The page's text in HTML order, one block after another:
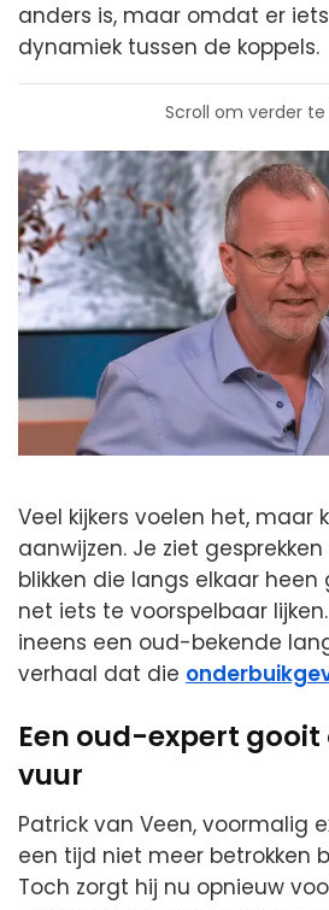
anders is, maar omdat er
dynamiek tussen de koppels.
Scroll om verder te
Veel kijkers voelen het, maar
aanwijzen. Je ziet
blikken die langs elkaar heen
net iets te voorspelbaar
ineens een oud-bekende
verhaal dat die
Een oud-expert gooit
vuur
Patrick van Veen, voormalig
een tijd niet meer betrokken
Toch zorgt hij nu opnieuw